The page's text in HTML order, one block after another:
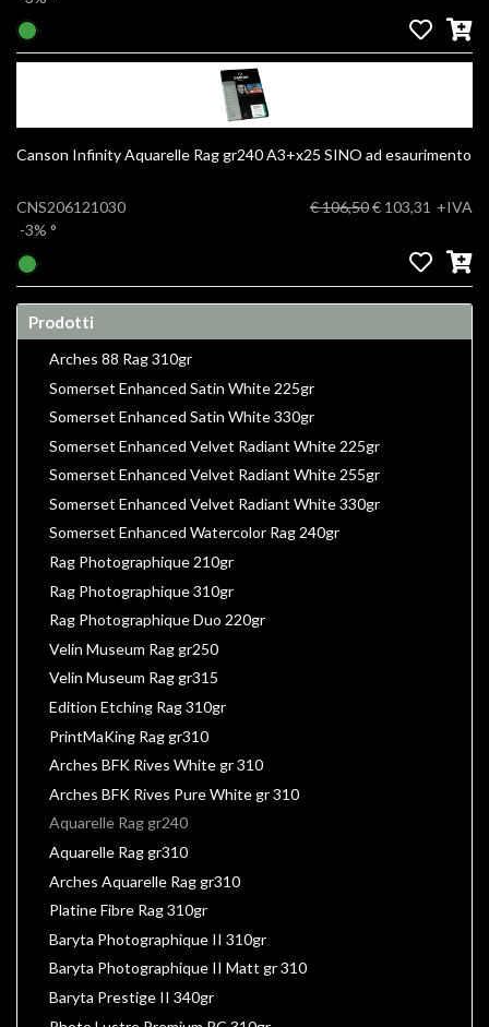
Canson Infinity Aquarelle Rag gr240 A3+x25 SINO ad esaurimento
CNS206121030
-3% °
€ 106,50€ 103,31 +IVA
Prodotti
Arches 88 Rag 310gr
Somerset Enhanced Satin White 225gr
Somerset Enhanced Satin White 330gr
Somerset Enhanced Velvet Radiant White 225gr
Somerset Enhanced Velvet Radiant White 255gr
Somerset Enhanced Velvet Radiant White 330gr
Somerset Enhanced Watercolor Rag 240gr
Rag Photographique 210gr
Rag Photographique 310gr
Rag Photographique Duo 220gr
Velin Museum Rag gr250
Velin Museum Rag gr315
Edition Etching Rag 310gr
PrintMaKing Rag gr310
Arches BFK Rives White gr 310
Arches BFK Rives Pure White gr 310
Aquarelle Rag gr240
Aquarelle Rag gr310
Arches Aquarelle Rag gr310
Platine Fibre Rag 310gr
Baryta Photographique II 310gr
Baryta Photographique II Matt gr 310
Baryta Prestige II 340gr